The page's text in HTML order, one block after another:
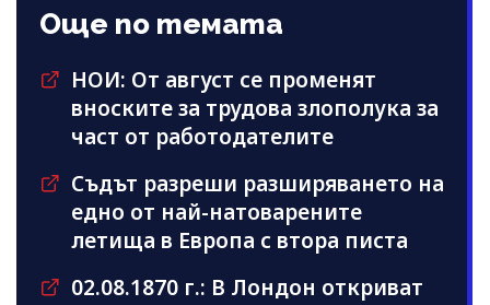
Още по темата
НОИ: От август се променят
вноските за трудова злополука за
част от работодателите
Съдът разреши разширяването на
едно от най-натоварените
летища в Европа с втора писта
02.08.1870 г.: В Лондон откриват